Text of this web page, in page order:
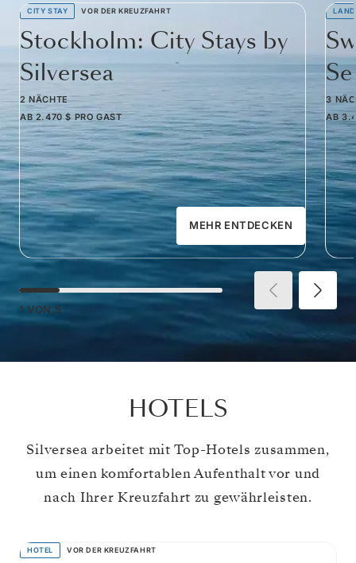
CITY STAY VOR DER KREUZFAHRT
Stockholm: City Stays by
Silversea
2 NÄCHTE
AB 2.470 $ PRO GAST
MEHR ENTDECKEN
3
AB
1 VON 5
HOTELS
Silversea arbeitet mit Top-Hotels zusammen,
um einen komfortablen Aufenthalt vor und
nach Ihrer Kreuzfahrt zu gewährleisten.
HOTEL VOR DER KREUZFAHRT